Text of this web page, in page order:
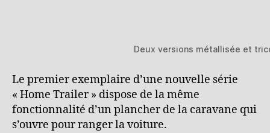
Deux versions métallisée et
Le premier exemplaire d’une nouvelle série
« Home Trailer » dispose de la même
fonctionnalité d’un plancher de la caravane qui
s’ouvre pour ranger la voiture.